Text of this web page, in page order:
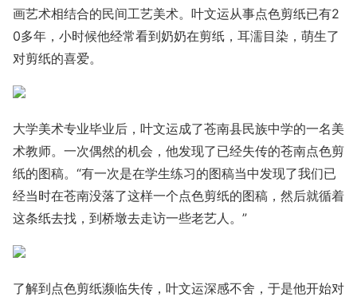
画艺术相结合的民间工艺美术。叶文运从事点色剪纸已有2
0多年，小时候他经常看到奶奶在剪纸，耳濡目染，萌生了
对剪纸的喜爱。
大学美术专业毕业后，叶文运成了苍南县民族中学的一名美
术教师。一次偶然的机会，他发现了已经失传的苍南点色剪
纸的图稿。“有一次是在学生练习的图稿当中发现了我们已
经当时在苍南没落了这样一个点色剪纸的图稿，然后就循着
这条纸去找，到桥墩去走访一些老艺人。”
了解到点色剪纸濒临失传，叶文运深感不舍，于是他开始对